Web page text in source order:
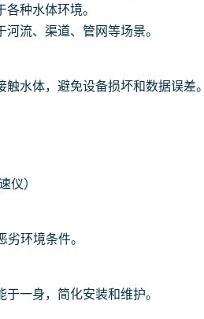
种水体环境。
流、渠道、管网等场景。
水体，避免设备损坏和数据误差。
仪）
环境条件。
一身，简化安装和维护。